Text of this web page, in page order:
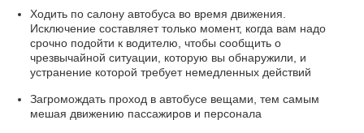
Ходить по салону автобуса во время движения.
Исключение составляет только момент, когда вам надо
срочно подойти к водителю, чтобы сообщить о
чрезвычайной ситуации, которую вы обнаружили, и
устранение которой требует немедленных действий
Загромождать проход в автобусе вещами, тем самым
мешая движению пассажиров и персонала